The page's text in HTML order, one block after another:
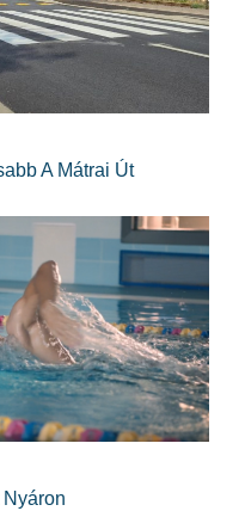
A Mátrai Út
Nyáron